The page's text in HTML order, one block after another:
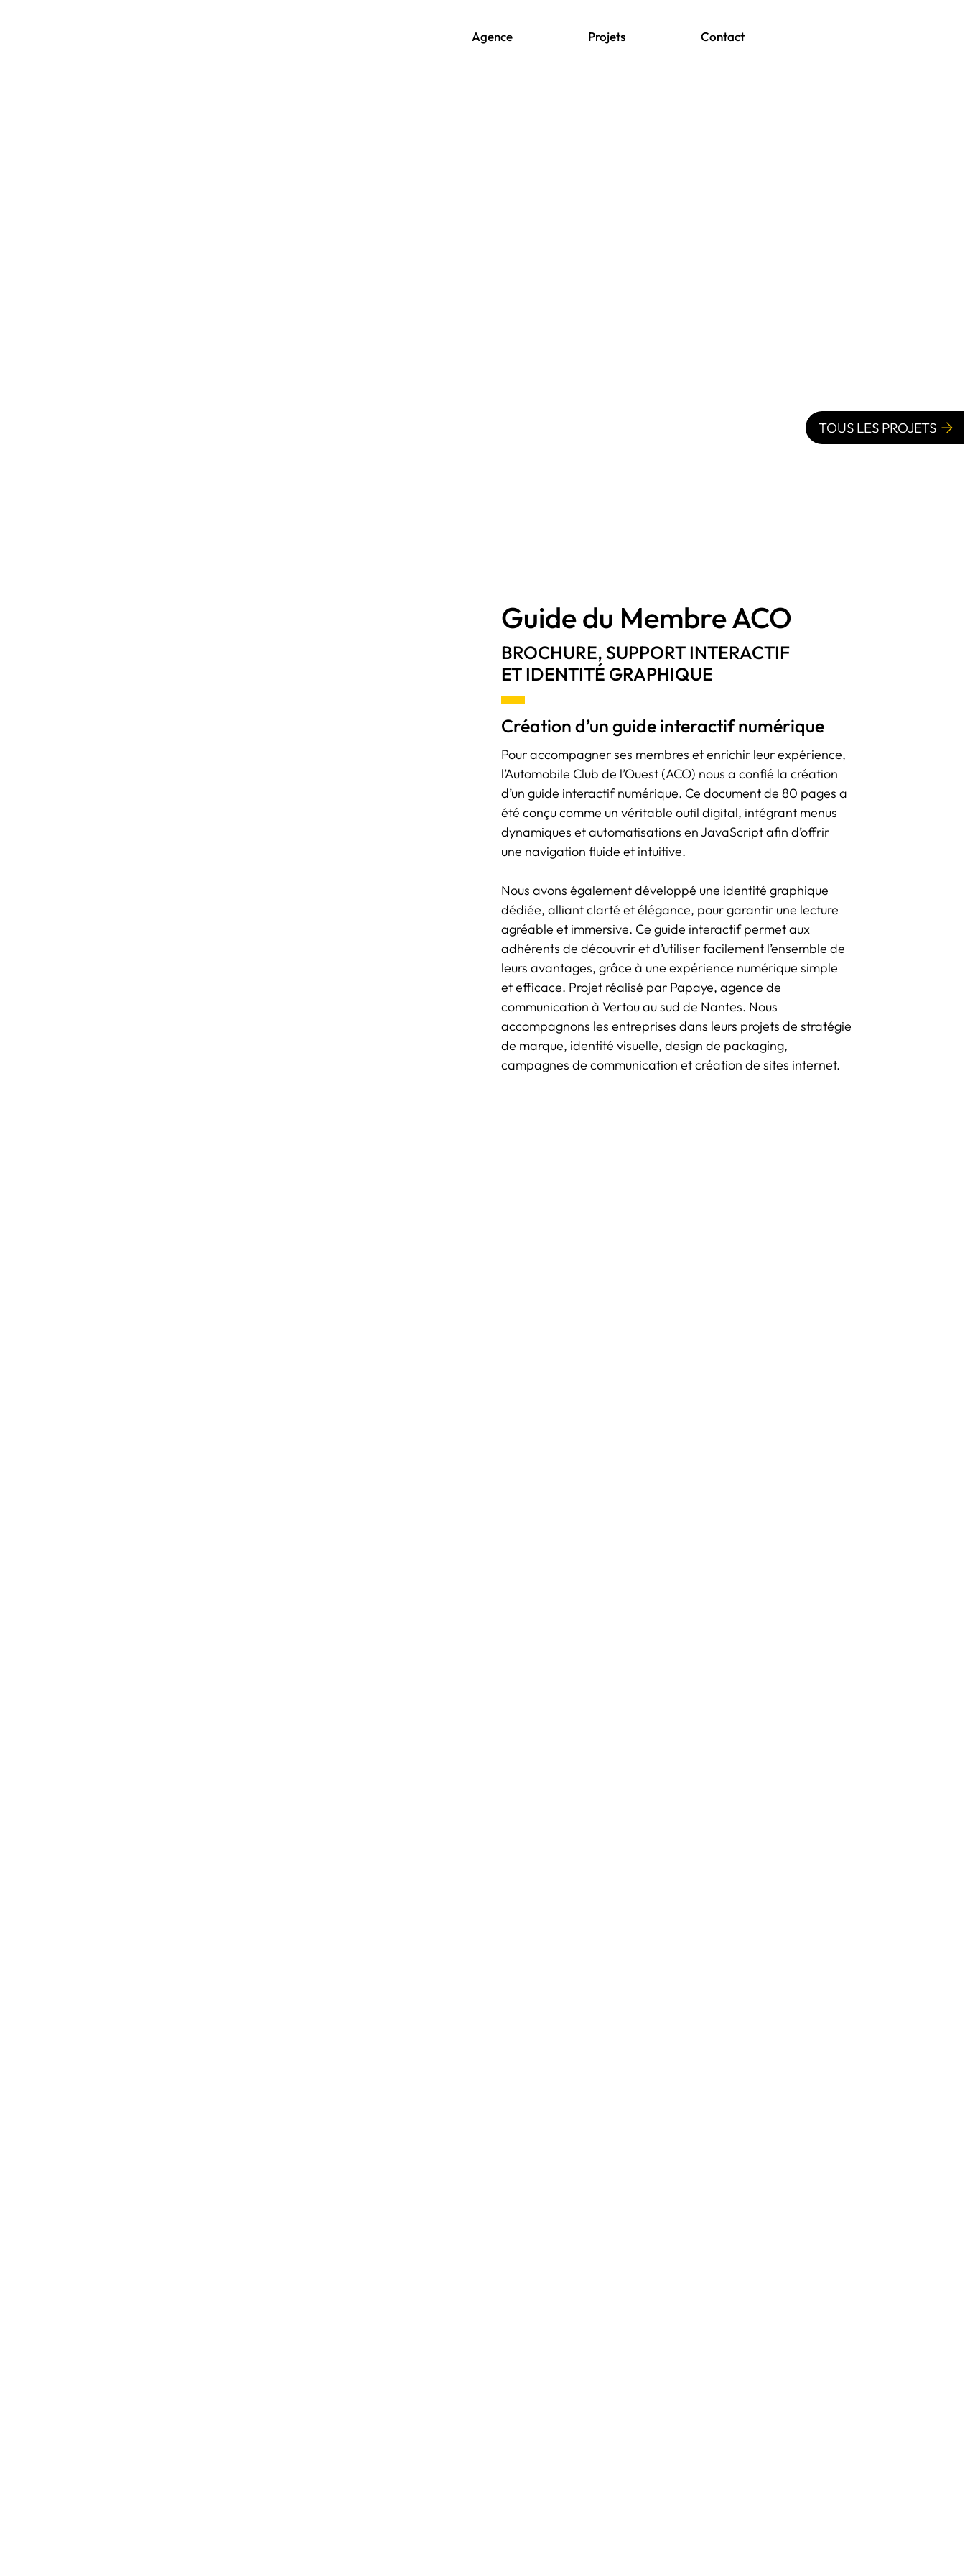
Agence Projets Contact
Guide du Membre ACO
BROCHURE, SUPPORT INTERACTIF
ET IDENTITÉ GRAPHIQUE
Création d’un guide interactif numérique
Pour accompagner ses membres et enrichir leur expérience,
l’Automobile Club de l’Ouest (ACO) nous a confié la création
d’un guide interactif numérique. Ce document de 80 pages a
été conçu comme un véritable outil digital, intégrant menus
dynamiques et automatisations en JavaScript afin d’offrir
une navigation fluide et intuitive.
Nous avons également développé une identité graphique
dédiée, alliant clarté et élégance, pour garantir une lecture
agréable et immersive. Ce guide interactif permet aux
adhérents de découvrir et d’utiliser facilement l’ensemble de
leurs avantages, grâce à une expérience numérique simple
et efficace. Projet réalisé par Papaye, agence de
communication à Vertou au sud de Nantes. Nous
accompagnons les entreprises dans leurs projets de stratégie
de marque, identité visuelle, design de packaging,
campagnes de communication et création de sites internet.
TOUS LES PROJETS